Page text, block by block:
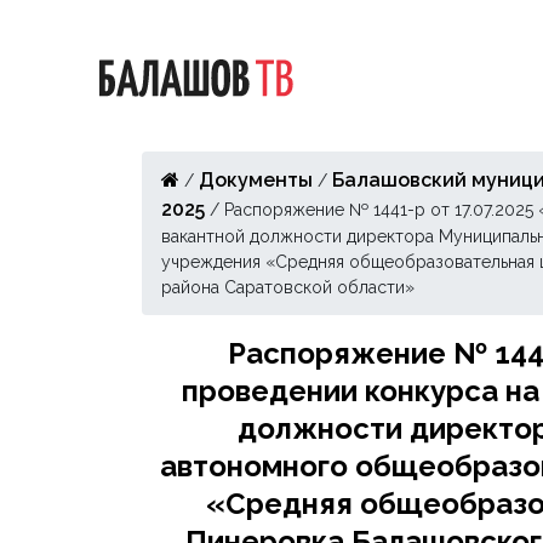
/ Документы / Балашовский
2025 / Распоряжение № 1441-р от
вакантной должности директора
учреждения «Средняя
района Саратовской области»
Распоряжение №
проведении конкурса
должности
автономного
«Средняя